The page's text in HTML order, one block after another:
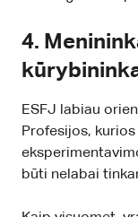
4.
ESFJ labiau
Profesijos,
būti nelabai